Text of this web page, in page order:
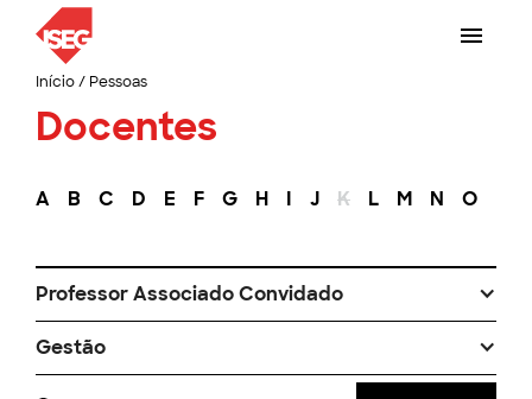
Início/ Pessoas
Docentes
A B C D E F G H I J K L M N O
Professor Associado Convidado
Gestão